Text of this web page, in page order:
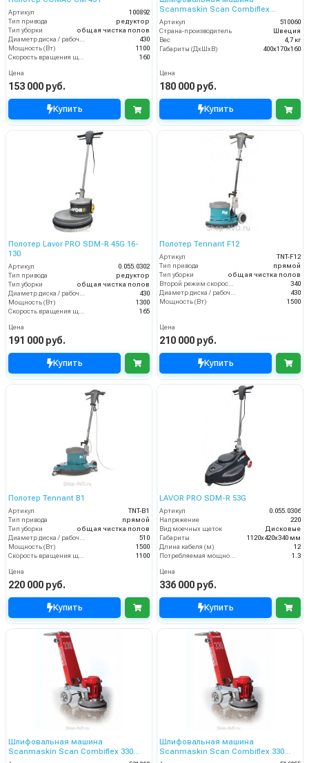
Артикул
100892
Тип привода
редуктор
Тип уборки
общая чистка полов
Диаметр диска / рабочая ширина (мм)
430
Мощность (Вт)
1100
Скорость вращения щётки (об/мин)
160
Цена
153 000 руб.
Купить
Scanmaskin Scan Combiflex
Handyman 125
Артикул
510060
Страна-производитель
Швеция
Вес
4,7 кг
Габариты (ДхШхВ)
400х170х160
Цена
180 000 руб.
Купить
Полотер Lavor PRO SDM-R 45G 16-
130
Артикул
0.055.0302
Тип привода
редуктор
Тип уборки
общая чистка полов
430
Мощность (Вт)
1300
165
Цена
191 000 руб.
Купить
Полотер Tennant F12
Артикул
TNT-F12
Тип привода
прямой
Тип уборки
общая чистка полов
340
430
Мощность (Вт)
1500
Цена
210 000 руб.
Купить
Полотер Tennant B1
Артикул
TNT-B1
Тип привода
прямой
Тип уборки
общая чистка полов
510
Мощность (Вт)
1500
1100
Цена
220 000 руб.
Купить
LAVOR PRO SDM-R 53G
Артикул
0.055.0306
Напряжение
220
Вид моечных щеток
Дисковые
Габариты
1120х420х340 мм
Длина кабеля (м)
12
1.3
Цена
336 000 руб.
Купить
Шлифовальная машина
Scanmaskin Scan Combiflex 330
Шлифовальная машина
Scanmaskin Scan Combiflex 330